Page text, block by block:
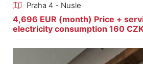
Praha 4 - Nusle
4,696 EUR (month) Price +
electricity consumption 160